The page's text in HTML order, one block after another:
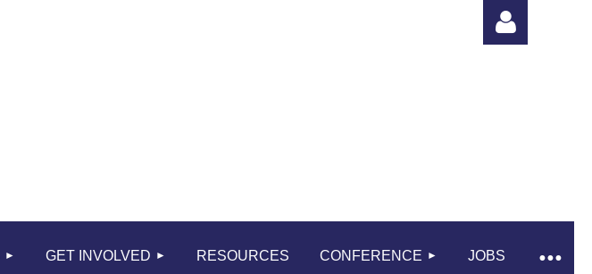
GET INVOLVED RESOURCES CONFERENCE JOBS
≡